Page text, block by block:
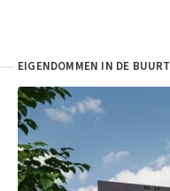
EIGENDOMMEN IN DE BUURT